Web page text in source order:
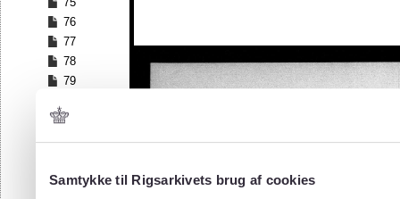
Samtykke til Rigsarkivets brug af cookies
76
77
78
79
81
82
84